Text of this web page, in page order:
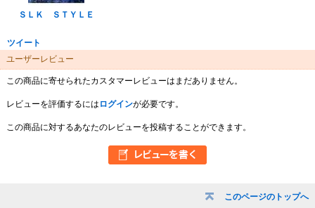
このページのトップへ
ＳＬＫ ＳＴＹＬＥ
ツイート
ユーザーレビュー
この商品に寄せられたカスタマーレビューはまだありません。
レビューを評価するには ログインが必要です。
この商品に対するあなたのレビューを投稿することができます。